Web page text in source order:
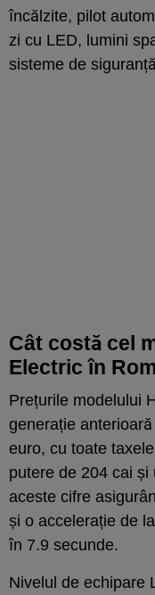
încălzite, pilot
zi cu LED, lumini
sisteme de
Cât costă cel
Electric în
Prețurile modelului
generație
euro, cu toate
putere de 204 cai
aceste cifre
și o accelerație de
în 7.9 secunde.
Nivelul de echipare